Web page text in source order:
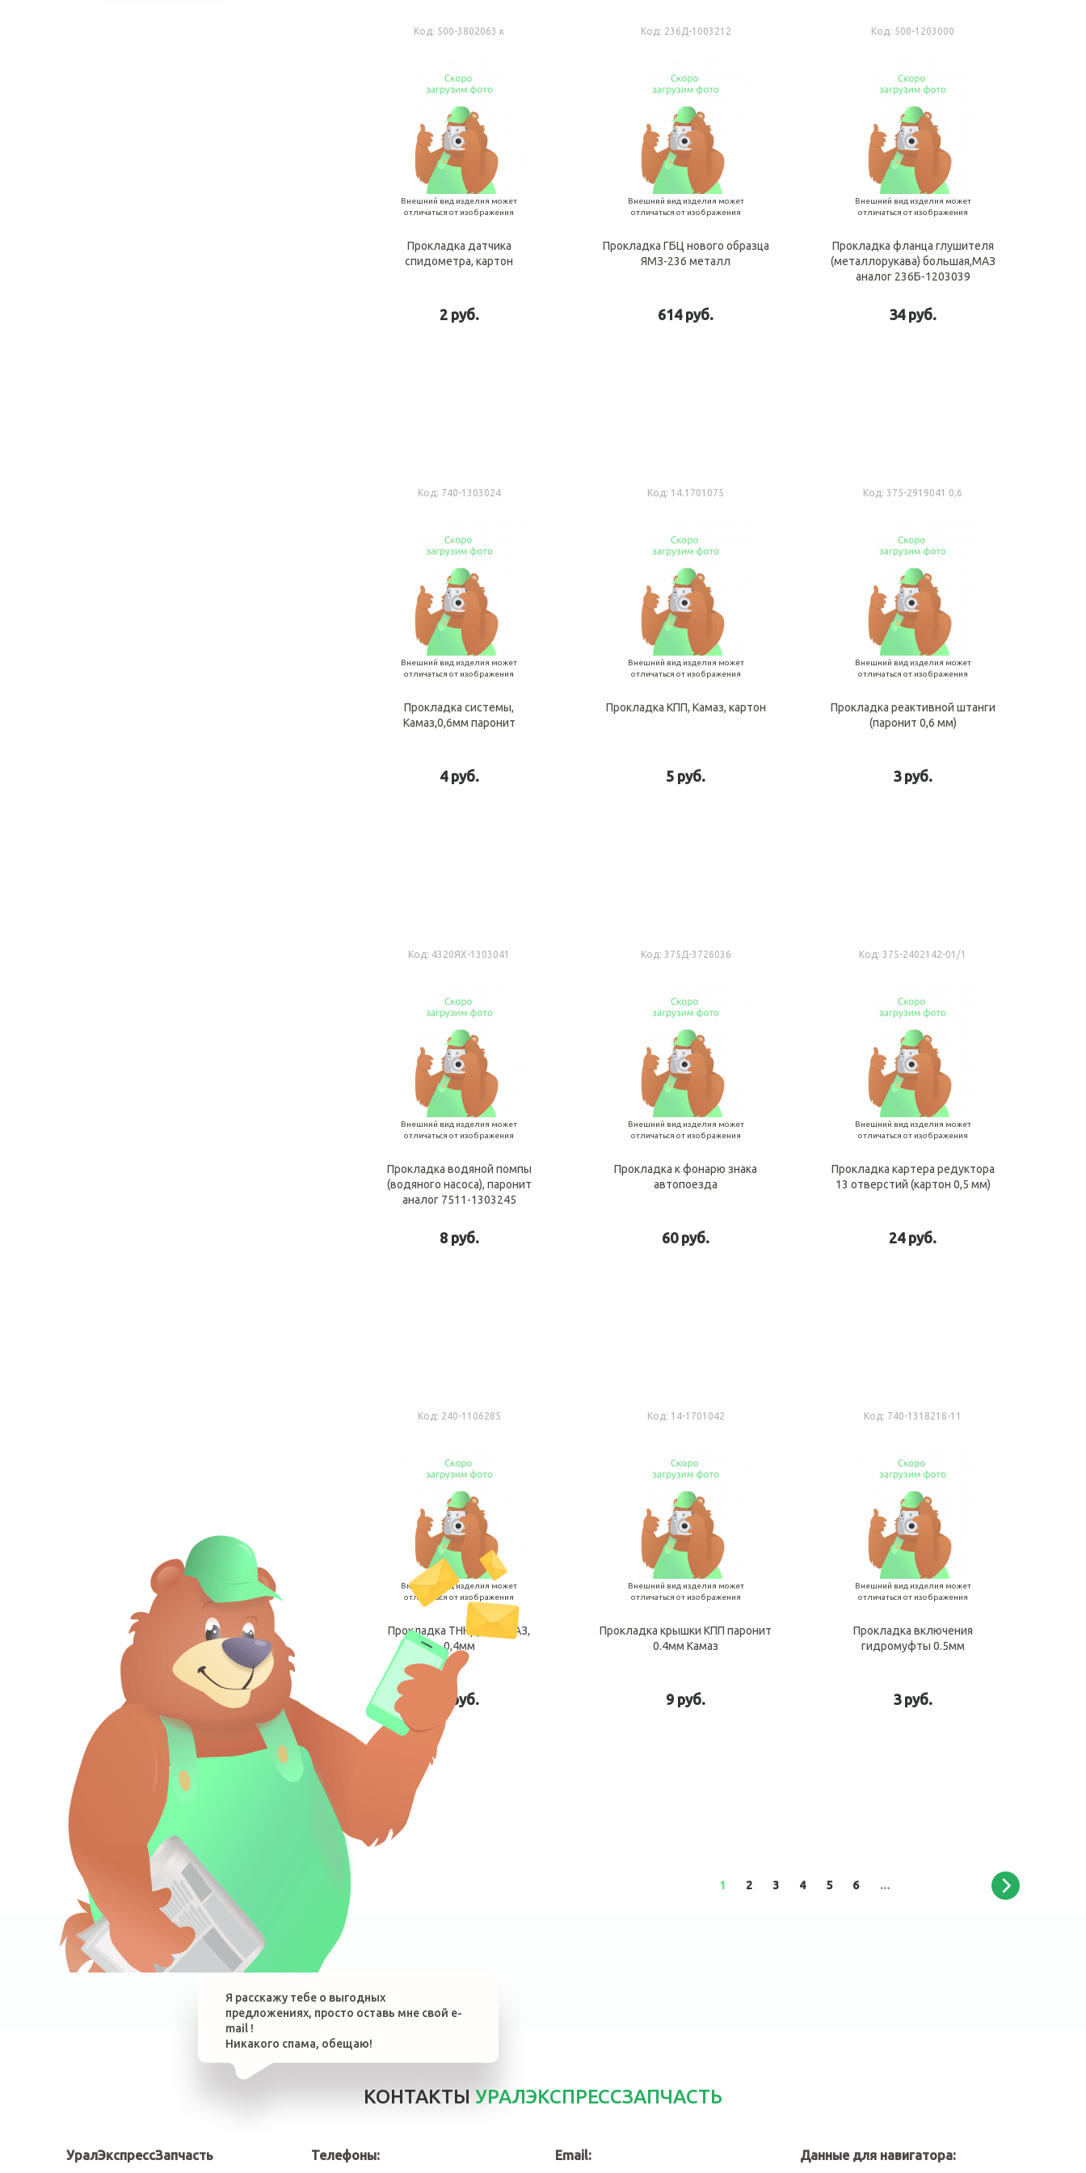
Код: 500-3802063 к
Внешний вид изделия может
отличаться от изображения
Прокладка датчика
спидометра, картон
2 руб.
Код: 236Д-1003212
Внешний вид изделия может
отличаться от изображения
Прокладка ГБЦ нового образца
ЯМЗ-236 металл
614 руб.
Код: 500-1203000
Внешний вид изделия может
отличаться от изображения
Прокладка фланца глушителя
(металлорукава) большая,МАЗ
аналог 236Б-1203039
34 руб.
Код: 740-1303024
Внешний вид изделия может
отличаться от изображения
Прокладка системы,
Камаз,0,6мм паронит
4 руб.
Код: 14.1701075
Внешний вид изделия может
отличаться от изображения
Прокладка КПП, Камаз, картон
5 руб.
Код: 375-2919041 0,6
Внешний вид изделия может
отличаться от изображения
Прокладка реактивной штанги
(паронит 0,6 мм)
3 руб.
Код: 4320ЯХ-1303041
Внешний вид изделия может
отличаться от изображения
Прокладка водяной помпы
(водяного насоса), паронит
аналог 7511-1303245
8 руб.
Код: 375Д-3726036
Внешний вид изделия может
отличаться от изображения
Прокладка к фонарю знака
автопоезда
60 руб.
Код: 375-2402142-01/1
Внешний вид изделия может
отличаться от изображения
Прокладка картера редуктора
13 отверстий (картон 0,5 мм)
24 руб.
Код: 240-1106285
Внешний вид изделия может
отличаться от изображения
Прокладка ТННД, а/м МАЗ,
0,4мм
6 руб.
Код: 14-1701042
Внешний вид изделия может
отличаться от изображения
Прокладка крышки КПП паронит
0.4мм Камаз
9 руб.
Код: 740-1318218-11
Внешний вид изделия может
отличаться от изображения
Прокладка включения
гидромуфты 0.5мм
3 руб.
1 2 3 4 5 6 …
Я расскажу тебе о выгодных
предложениях, просто оставь мне свой e-
mail !
Никакого спама, обещаю!
КОНТАКТЫ УРАЛЭКСПРЕССЗАПЧАСТЬ
УралЭкспрессЗапчасть Телефоны: Email: Данные для навигатора: